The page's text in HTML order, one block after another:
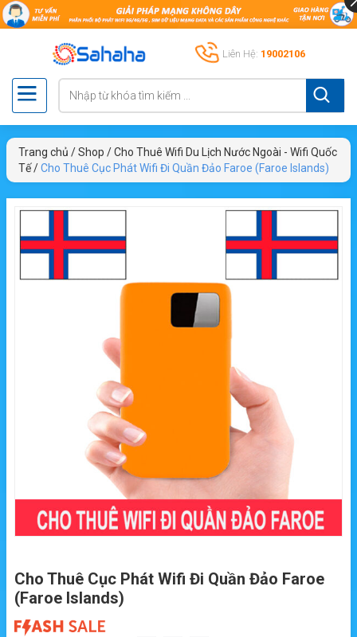
Liên Hệ: 19002106
Trang chủ /Shop /Cho Thuê Wifi Du Lịch Nước Ngoài - Wifi Quốc
Tế/Cho Thuê Cục Phát Wifi Đi Quần Đảo Faroe (Faroe Islands)
Cho Thuê Cục Phát Wifi Đi Quần Đảo Faroe
(Faroe Islands)